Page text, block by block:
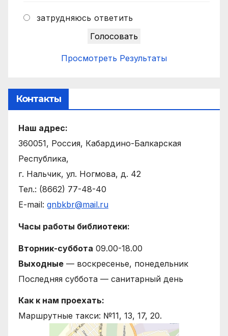
затрудняюсь ответить
Просмотреть Результаты
Контакты
Наш адрес:
360051, Россия, Кабардино-Балкарская
Республика,
г. Нальчик, ул. Ногмова, д. 42
Тел.: (8662) 77-48-40
E-mail: gnbkbr@mail.ru
Часы работы библиотеки:
Вторник-суббота 09.00-18.00
Выходные — воскресенье, понедельник
Последняя суббота — санитарный день
Как к нам проехать:
Маршрутные такси: №11, 13, 17, 20.